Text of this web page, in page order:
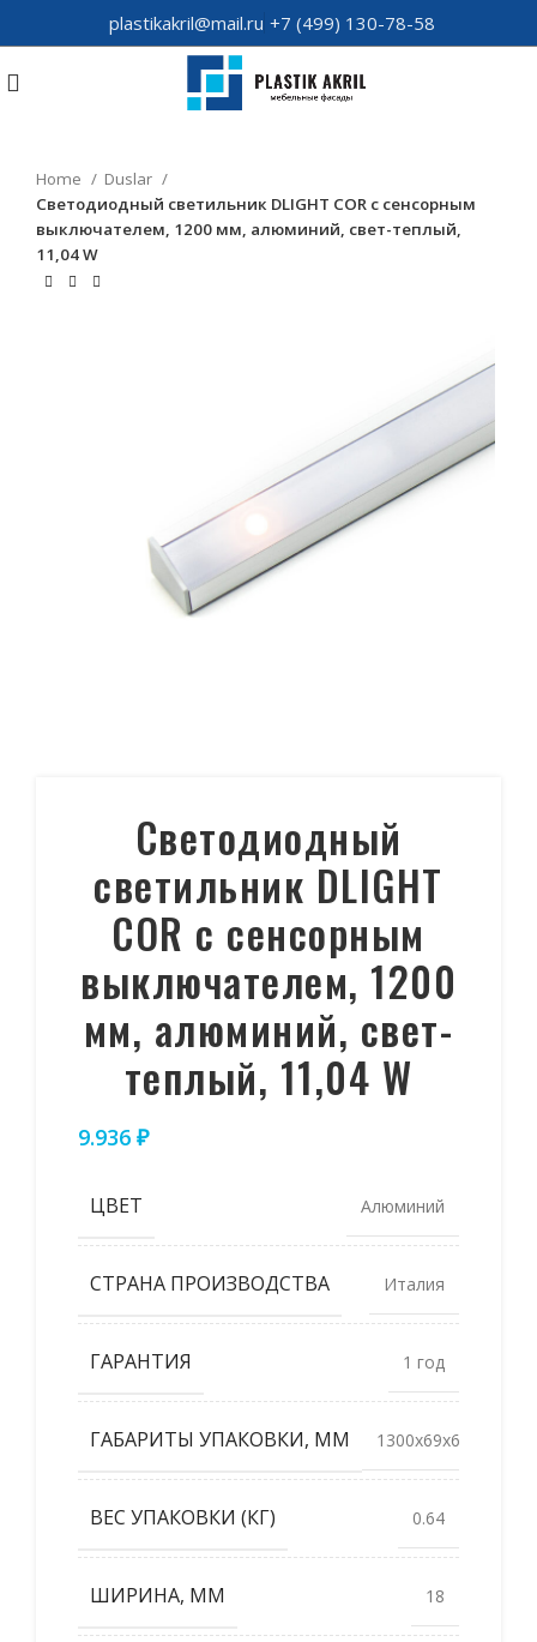
plastikakril@mail.ru +7 (499) 130-78-58
Home
Duslar
Светодиодный светильник DLIGHT COR с сенсорным
выключателем, 1200 мм, алюминий, свет-теплый,
11,04 W
Светодиодный
светильник DLIGHT
COR с сенсорным
выключателем, 1200
мм, алюминий, свет-
теплый, 11,04 W
9.936 ₽
ЦВЕТ Алюминий
СТРАНА ПРОИЗВОДСТВА Италия
ГАРАНТИЯ 1 год
ГАБАРИТЫ УПАКОВКИ, ММ 1300x69x69
ВЕС УПАКОВКИ (КГ) 0.64
ШИРИНА, ММ 18